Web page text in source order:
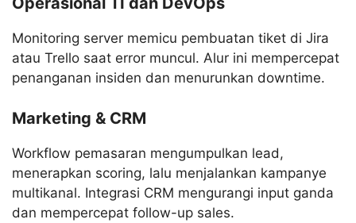
Monitoring server memicu pembuatan tiket di Jira
atau Trello saat error muncul. Alur ini mempercepat
penanganan insiden dan menurunkan downtime.
Marketing & CRM
Workflow pemasaran mengumpulkan lead,
menerapkan scoring, lalu menjalankan kampanye
multikanal. Integrasi CRM mengurangi input ganda
dan mempercepat follow-up sales.